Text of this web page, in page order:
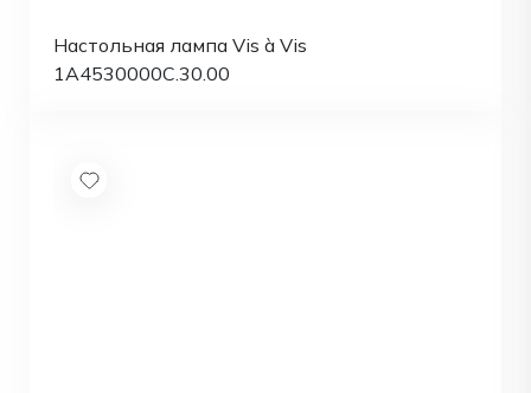
Настольная лампа Vis à Vis
1A4530000C.30.00